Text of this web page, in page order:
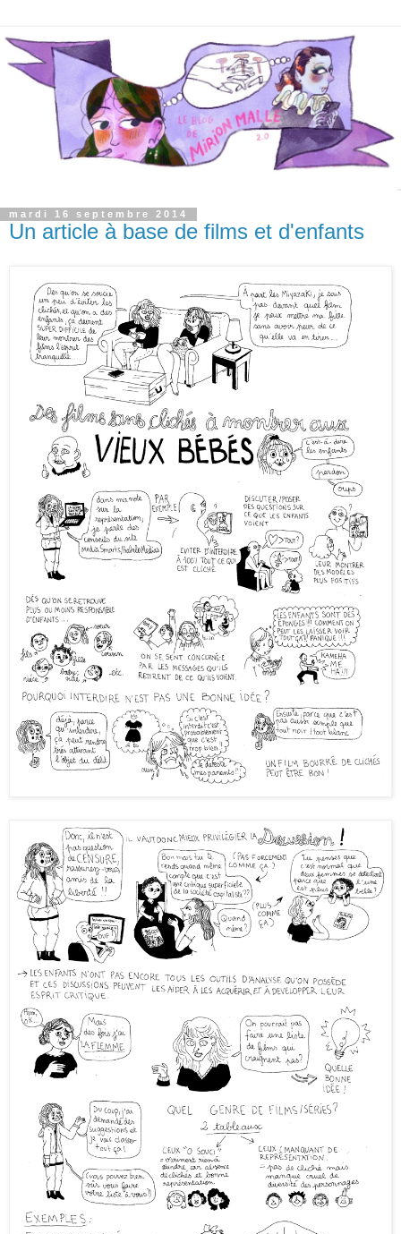
mardi 16 septembre 2014
Un article à base de films et d'enfants